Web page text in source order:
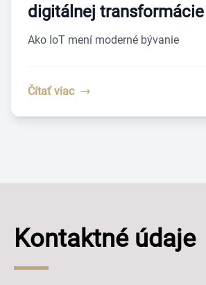
digitálnej transformácie
Ako IoT mení moderné bývanie
Čítať viac
Kontaktné údaje